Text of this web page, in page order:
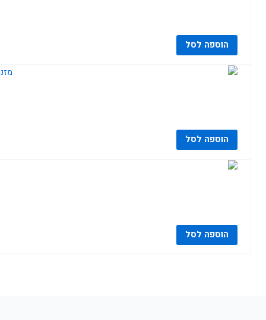
הוספה לסל
הוספה לסל
הוספה לסל